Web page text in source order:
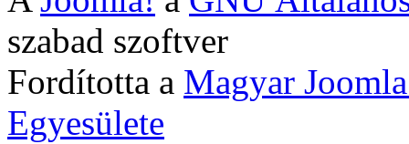
szabad szoftver
Fordította a Magyar
Egyesülete